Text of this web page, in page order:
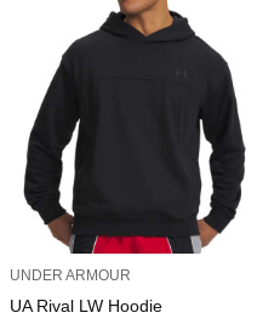
UNDER ARMOUR
UA Rival LW Hoodie